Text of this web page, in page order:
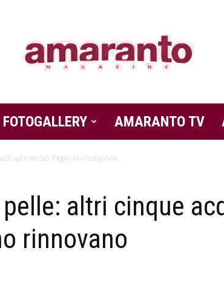
Amaranto
Magazine
FOTOGALLERY AMARANTO TV
sul mercato. Paganini e Costantino...
pelle: altri cinque
rinnovano